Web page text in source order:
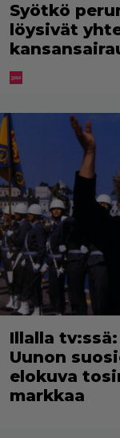
Syötkö
löysivät
Illalla
Uunon
elokuva
markkaa